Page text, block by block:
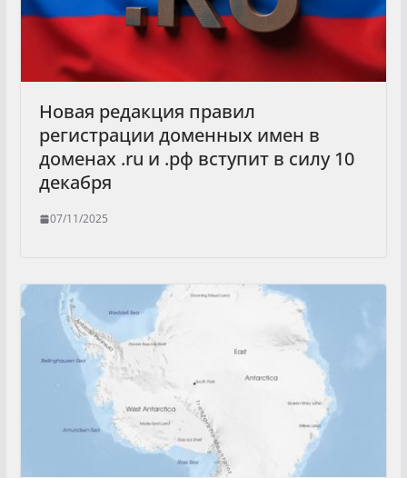
Новая редакция правил
регистрации доменных имен в
доменах .ru и .рф вступит в силу 10
декабря
07/11/2025